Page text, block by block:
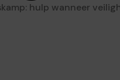
hulp wanneer